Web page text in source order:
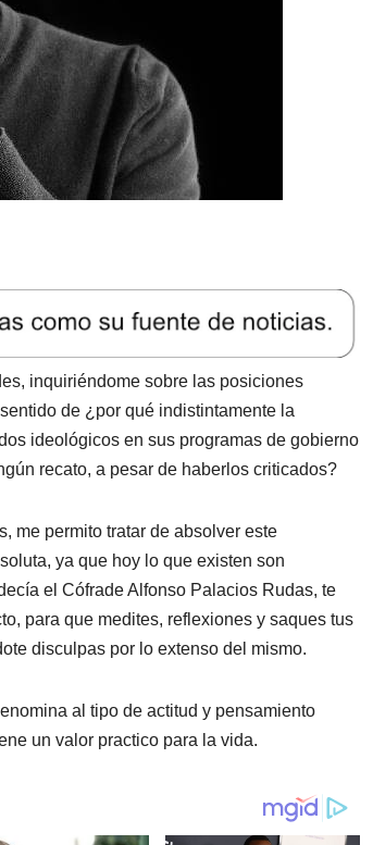
inquiriéndome sobre las posiciones
de ¿por qué indistintamente la
ideológicos en sus programas de gobierno
recato, a pesar de haberlos criticados?
me permito tratar de absolver este
ya que hoy lo que existen son
el Cófrade Alfonso Palacios Rudas, te
para que medites, reflexiones y saques tus
disculpas por lo extenso del mismo.
al tipo de actitud y pensamiento
un valor practico para la vida.